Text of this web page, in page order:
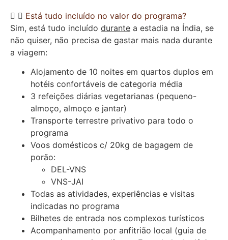
Está tudo incluído no valor do programa?
Sim, está tudo incluído durante a estadia na Índia, se
não quiser, não precisa de gastar mais nada durante
a viagem:
Alojamento de 10 noites em quartos duplos em
hotéis confortáveis de categoria média
3 refeições diárias vegetarianas (pequeno-
almoço, almoço e jantar)
Transporte terrestre privativo para todo o
programa
Voos domésticos c/ 20kg de bagagem de
porão:
DEL-VNS
VNS-JAI
Todas as atividades, experiências e visitas
indicadas no programa
Bilhetes de entrada nos complexos turísticos
Acompanhamento por anfitrião local (guia de